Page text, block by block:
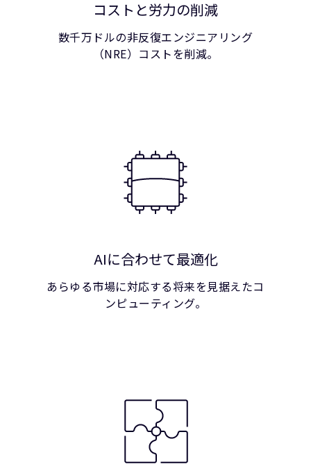
コストと労力の削減
数千万ドルの非反復エンジニアリング
（NRE）コストを削減。
AIに合わせて最適化
あらゆる市場に対応する将来を見据えたコ
ンピューティング。